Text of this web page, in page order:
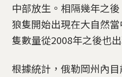
中部放生。相隔幾年之
狼隻開始出現在大自然
隻數量從2008年之後也
根據統計，俄勒岡州內目